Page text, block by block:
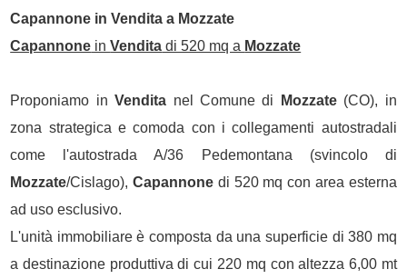
Capannone inVendita a Mozzate
Capannone inVendita di 520 mq a Mozzate
Proponiamo inVendita nel Comune di Mozzate(CO), in
zona strategica e comoda con i collegamenti autostradali
come l'autostrada A/36 Pedemontana (svincolo di
Mozzate/Cislago),Capannone di 520 mq con area esterna
ad uso esclusivo.
L'unità immobiliare è composta da una superficie di 380 mq
a destinazione produttiva di cui 220 mq con altezza 6,00 mt